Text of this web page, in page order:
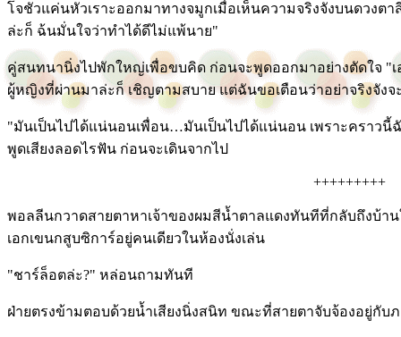
โจชัวแค่นหัวเราะออกมาทางจมูกเมื่อเห็นความจริงจังบนดวงตา
ล่ะก็ ฉ้นมั่นใจว่าทำได้ดีไม่แพ้นาย"
คู่สนทนานิ่งไปพักใหญ่เพื่อขบคิด ก่อนจะพูดออกมาอย่างตัดใจ "
ผู้หญิงที่ผ่านมาล่ะก็ เชิญตามสบาย แต่ฉันขอเตือนว่าอย่าจริงจังจ
"มันเป็นไปได้แน่นอนเพื่อน…มันเป็นไปได้แน่นอน เพราะคราวนี้
พูดเสียงลอดไรฟัน ก่อนจะเดินจากไป
+++++++++
พอลลีนกวาดสายตาหาเจ้าของผมสีน้ำตาลแดงทันทีที่กลับถึงบ้า
เอกเขนกสูบซิการ์อยู่คนเดียวในห้องนั่งเล่น
"ชาร์ล็อตล่ะ?" หล่อนถามทันที
ฝ่ายตรงข้ามตอบด้วยน้ำเสียงนิ่งสนิท ขณะที่สายตาจับจ้องอยู่กับ